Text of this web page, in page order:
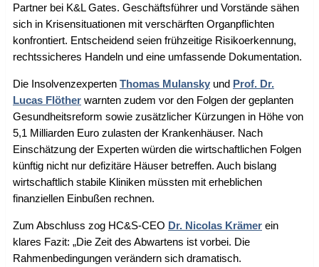
Partner bei K&L Gates. Geschäftsführer und Vorstände sähen
sich in Krisensituationen mit verschärften Organpflichten
konfrontiert. Entscheidend seien frühzeitige Risikoerkennung,
rechtssicheres Handeln und eine umfassende Dokumentation.
Die Insolvenzexperten Thomas Mulansky und Prof. Dr.
Lucas Flöther warnten zudem vor den Folgen der geplanten
Gesundheitsreform sowie zusätzlicher Kürzungen in Höhe von
5,1 Milliarden Euro zulasten der Krankenhäuser. Nach
Einschätzung der Experten würden die wirtschaftlichen Folgen
künftig nicht nur defizitäre Häuser betreffen. Auch bislang
wirtschaftlich stabile Kliniken müssten mit erheblichen
finanziellen Einbußen rechnen.
Zum Abschluss zog HC&S-CEO Dr. Nicolas Krämer ein
klares Fazit: „Die Zeit des Abwartens ist vorbei. Die
Rahmenbedingungen verändern sich dramatisch.